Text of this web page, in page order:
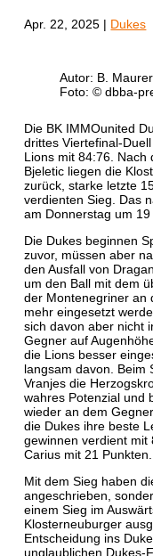
Apr. 22, 2025 | Dukes
Autor: B. Maurer
Foto: © dbba-
Die BK IMMOunited
drittes Viertefinal-
Lions mit 84:76. Nach
Bjeletic liegen die
zurück, starke letzte
verdienten Sieg. Das
am Donnerstag um
Die Dukes beginnen
zuvor, müssen aber
den Ausfall von
um den Ball mit dem
der Montenegriner an
mehr eingesetzt
sich davon aber nicht
Gegner auf
die Lions besser
langsam davon. Beim
Vranjes die
wahres Potenzial und
wieder an dem
die Dukes ihre beste
gewinnen verdient mit
Carius mit 21 Punkten.
Mit dem Sieg haben
angeschrieben,
einem Sieg im
Klosterneuburger
Entscheidung ins
unglaublichen Dukes-